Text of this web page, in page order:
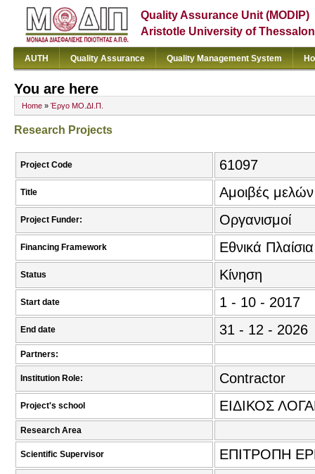
Quality Assurance Unit (MODIP)
Aristotle University of
AUTH Quality Assurance Quality Management System
You are here
Home » Έργο ΜΟ.ΔΙ.Π.
Research Projects
Project Code 61097
Title Αμοιβές
Project Funder: Οργανισμοί
Financing Framework Εθνικά
Status Κίνηση
Start date 1 - 10 - 2017
End date 31 - 12 - 2026
Partners:
Institution Role: Contractor
Project's school ΕΙΔΙΚΟΣ
Research Area
Scientific Supervisor ΕΠΙΤΡΟΠΗ